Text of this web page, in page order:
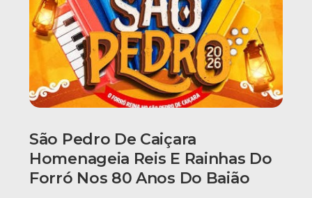
São Pedro De Caiçara
Homenageia Reis E Rainhas Do
Forró Nos 80 Anos Do Baião